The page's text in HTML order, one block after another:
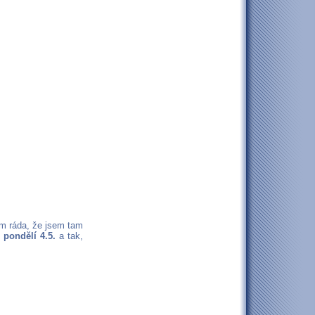
ráda, že jsem tam
pondělí 4.5. a tak,